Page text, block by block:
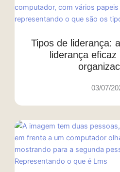
Tipos de liderança:
liderança
03/07/